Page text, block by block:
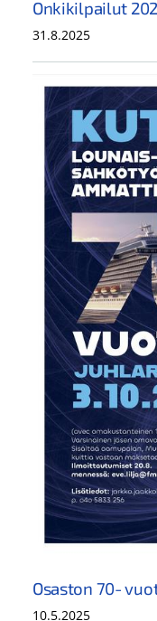
Onkikilpailut
31.8.2025
Osaston 70-
10.5.2025